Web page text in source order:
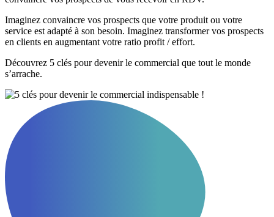
Imaginez convaincre vos prospects que votre produit ou votre
service est adapté à son besoin. Imaginez transformer vos prospects
en clients en augmentant votre ratio profit / effort.
Découvrez 5 clés pour devenir le commercial que tout le monde
s’arrache.